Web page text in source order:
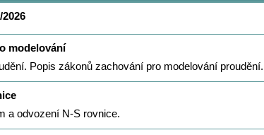
modelování
Popis zákonů zachování pro modelování proudění.
a odvození N-S rovnice.